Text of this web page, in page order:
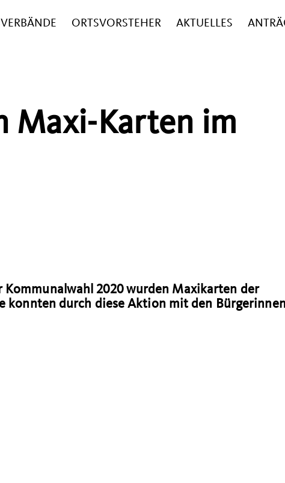
ORTSVORSTEHER AKTUELLES
Maxi-Karten im
Kommunalwahl 2020 wurden Maxikarten der
konnten durch diese Aktion mit den